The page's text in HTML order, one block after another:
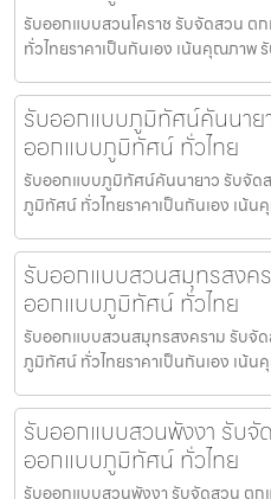
รับออกแบบสวนโคราช รับจัดสวน
ทั่วไทยราคาเป็นกันเอง เน้นคุณภาพ
รับออกแบบภูมิทัศน์คันนาย
ออกแบบภูมิทัศน์ ทั่วไทย
รับออกแบบภูมิทัศน์คันนายาว รับจั
ภูมิทัศน์ ทั่วไทยราคาเป็นกันเอง เน้
รับออกแบบสวนสมุทรสงค
ออกแบบภูมิทัศน์ ทั่วไทย
รับออกแบบสวนสมุทรสงคราม รับจั
ภูมิทัศน์ ทั่วไทยราคาเป็นกันเอง เน้
รับออกแบบสวนพังงา รับ
ออกแบบภูมิทัศน์ ทั่วไทย
รับออกแบบสวนพังงา รับจัดสวน ต